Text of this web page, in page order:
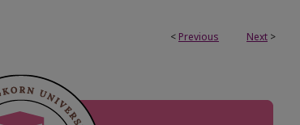
< Previous Next >